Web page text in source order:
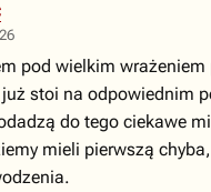
pod wielkim wrażeniem
już stoi na odpowiednim
do tego ciekawe
mieli pierwszą